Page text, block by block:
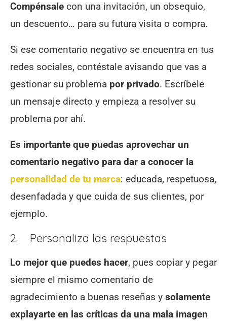
Compénsale con una invitación, un obsequio,
un descuento… para su futura visita o compra.
Si ese comentario negativo se encuentra en tus
redes sociales, contéstale avisando que vas a
gestionar su problema por privado. Escríbele
un mensaje directo y empieza a resolver su
problema por ahí.
Es importante que puedas aprovechar un
comentario negativo para dar a conocer la
personalidad de tu marca: educada, respetuosa,
desenfadada y que cuida de sus clientes, por
ejemplo.
2. Personaliza las respuestas
Lo mejor que puedes hacer, pues copiar y pegar
siempre el mismo comentario de
agradecimiento a buenas reseñas y solamente
explayarte en las críticas da una mala imagen